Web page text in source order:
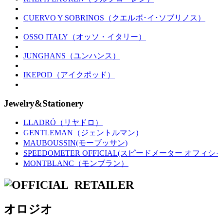
CUERVO Y SOBRINOS（クエルボ･イ･ソブリノス）
OSSO ITALY（オッソ・イタリー）
JUNGHANS（ユンハンス）
IKEPOD（アイクポッド）
Jewelry&Stationery
LLADRÓ（リヤドロ）
GENTLEMAN（ジェントルマン）
MAUBOUSSIN(モーブッサン)
SPEEDOMETER OFFICIAL(スピードメーター オフィシ
MONTBLANC（モンブラン）
オロジオ